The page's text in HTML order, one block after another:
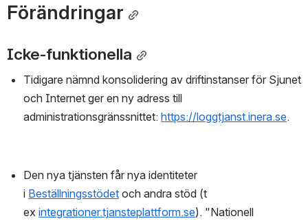
Förändringar
Icke-funktionella
Tidigare nämnd konsolidering av driftinstanser för Sjunet
och Internet ger en ny adress till
administrationsgränssnittet: https://loggtjanst.inera.se.
Den nya tjänsten får nya identiteter
i Beställningsstödet och andra stöd (t
ex integrationer.tjansteplattform.se). "Nationell